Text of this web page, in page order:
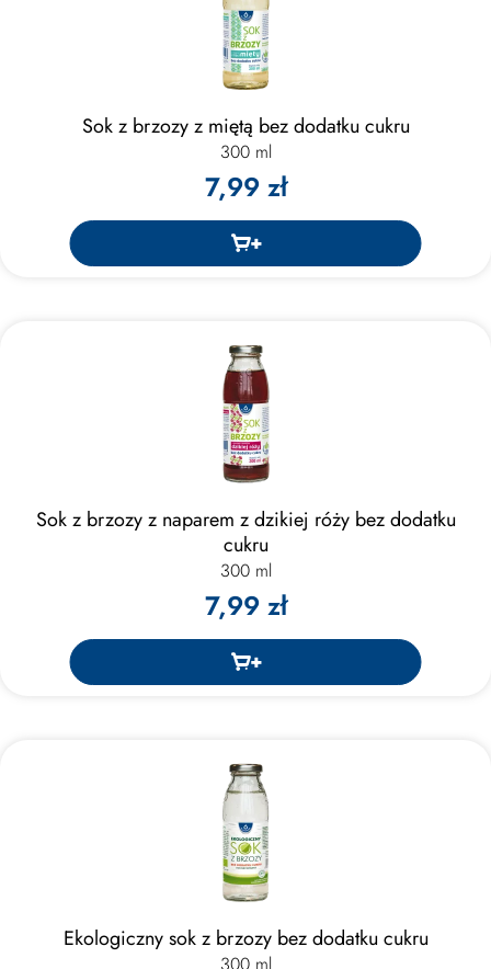
Sok z brzozy z miętą bez dodatku cukru
300 ml
7,99 zł
Sok z brzozy z naparem z dzikiej róży bez dodatku
cukru
300 ml
7,99 zł
Ekologiczny sok z brzozy bez dodatku cukru
300 ml